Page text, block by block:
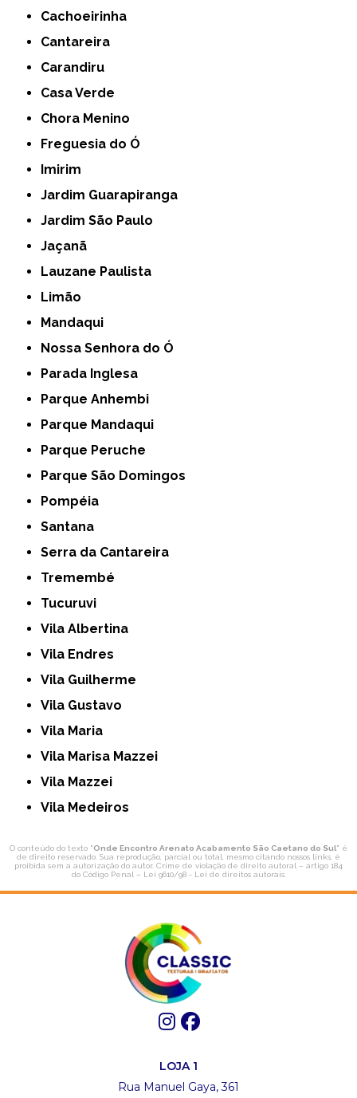
Cachoeirinha
Cantareira
Carandiru
Casa Verde
Chora Menino
Freguesia do Ó
Imirim
Jardim Guarapiranga
Jardim São Paulo
Jaçanã
Lauzane Paulista
Limão
Mandaqui
Nossa Senhora do Ó
Parada Inglesa
Parque Anhembi
Parque Mandaqui
Parque Peruche
Parque São Domingos
Pompéia
Santana
Serra da Cantareira
Tremembé
Tucuruvi
Vila Albertina
Vila Endres
Vila Guilherme
Vila Gustavo
Vila Maria
Vila Marisa Mazzei
Vila Mazzei
Vila Medeiros
O conteúdo do texto "Onde Encontro Arenato Acabamento São Caetano do Sul" é
de direito reservado. Sua reprodução, parcial ou total, mesmo citando nossos links, é
proibida sem a autorização do autor. Crime de violação de direito autoral – artigo 184
do Código Penal – Lei 9610/98 - Lei de direitos autorais.
LOJA 1
Rua Manuel Gaya, 361